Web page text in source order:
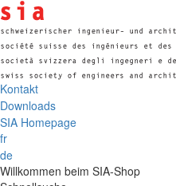
Kontakt
Downloads
SIA Homepage
fr
de
Willkommen beim SIA-Shop